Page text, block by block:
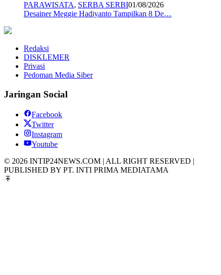
PARAWISATA, SERBA SERBI01/08/2026
Desainer Meggie Hadiyanto Tampilkan 8 De…
Redaksi
DISKLEMER
Privasi
Pedoman Media Siber
Jaringan Social
Facebook
Twitter
Instagram
Youtube
© 2026 INTIP24NEWS.COM | ALL RIGHT RESERVED |
PUBLISHED BY PT. INTI PRIMA MEDIATAMA